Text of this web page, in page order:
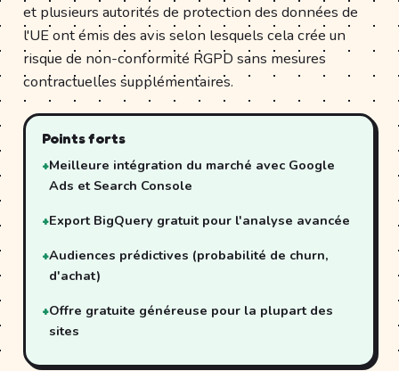
et plusieurs autorités de protection des données de
l'UE ont émis des avis selon lesquels cela crée un
risque de non-conformité RGPD sans mesures
contractuelles supplémentaires.
Points forts
Meilleure intégration du marché avec Google
Ads et Search Console
Export BigQuery gratuit pour l'analyse avancée
Audiences prédictives (probabilité de churn,
d'achat)
Offre gratuite généreuse pour la plupart des
sites